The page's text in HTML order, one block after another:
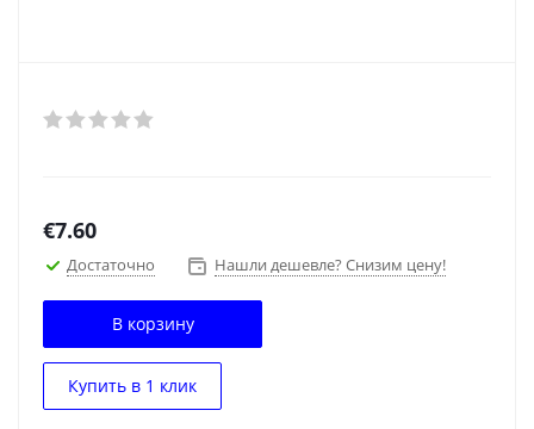
€7.60
Достаточно Нашли дешевле? Снизим цену!
В корзину
Купить в 1 клик